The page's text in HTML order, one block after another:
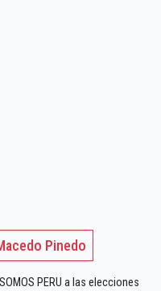
Pinedo
PERU a las elecciones